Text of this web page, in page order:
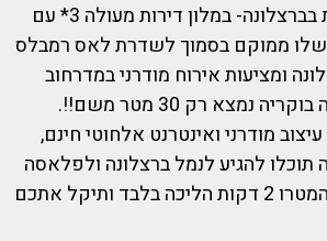
31/3-4/4 – 4 לילות בברצלונה- במלון דירות מעולה 3* עם
שלו ממוקם בסמוך לשדרת לאס רמבלס
ומציעות אירוח מודרני במדרחוב
ברובע הגותי. שוק לה בוקריה נמצא רק 30 מטר משם!!.
מודרני ואינטרנט אלחוטי חינם,
הליכה תוכלו להגיע לנמל ברצלונה ולפלאסה
דה קטלוניה . תחנת המטרו 2 דקות הליכה בלבד ותיקל אתכם